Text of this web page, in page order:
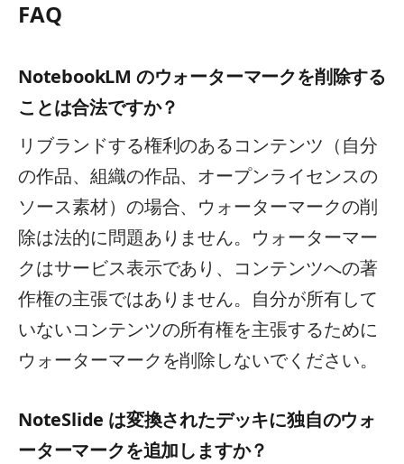
FAQ
NotebookLM のウォーターマークを削除する
ことは合法ですか？
リブランドする権利のあるコンテンツ（自分
の作品、組織の作品、オープンライセンスの
ソース素材）の場合、ウォーターマークの削
除は法的に問題ありません。ウォーターマー
クはサービス表示であり、コンテンツへの著
作権の主張ではありません。自分が所有して
いないコンテンツの所有権を主張するために
ウォーターマークを削除しないでください。
NoteSlide は変換されたデッキに独自のウォ
ーターマークを追加しますか？